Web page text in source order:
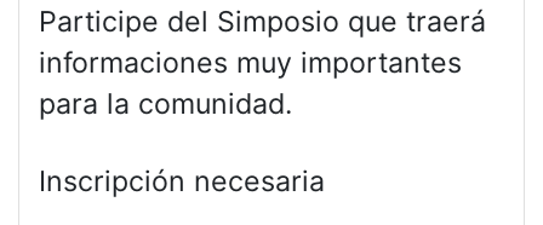
Participe del Simposio que traerá
informaciones muy importantes
para la comunidad.
Inscripción necesaria